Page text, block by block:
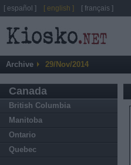
Archive 29/Nov/2014
Canada
British Columbia
Manitoba
Ontario
Quebec
[ español ] [ english ] [ français ]